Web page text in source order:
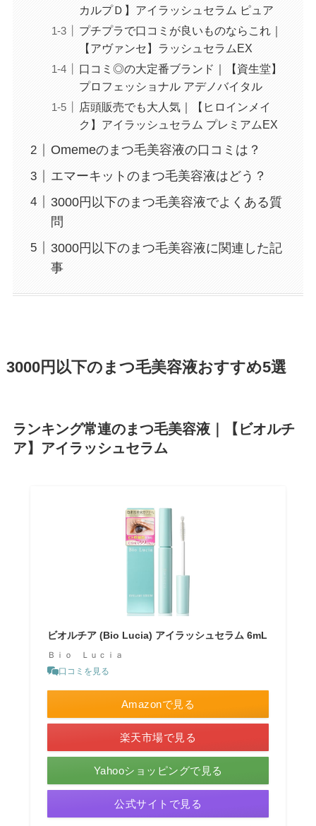
カルプＤ】アイラッシュセラム ピュア
プチプラで口コミが良いものならこれ｜
【アヴァンセ】ラッシュセラムEX
口コミ◎の大定番ブランド｜【資生堂】
プロフェッショナル アデノバイタル
店頭販売でも大人気｜【ヒロインメイ
ク】アイラッシュセラム プレミアムEX
Omemeのまつ毛美容液の口コミは？
エマーキットのまつ毛美容液はどう？
3000円以下のまつ毛美容液でよくある質
問
3000円以下のまつ毛美容液に関連した記
事
3000円以下のまつ毛美容液おすすめ5選
ランキング常連のまつ毛美容液｜【ビオルチ
ア】アイラッシュセラム
ビオルチア (Bio Lucia) アイラッシュセラム 6mL
Ｂｉｏ Ｌｕｃｉａ
口コミを見る
Amazonで見る
楽天市場で見る
Yahooショッピングで見る
公式サイトで見る